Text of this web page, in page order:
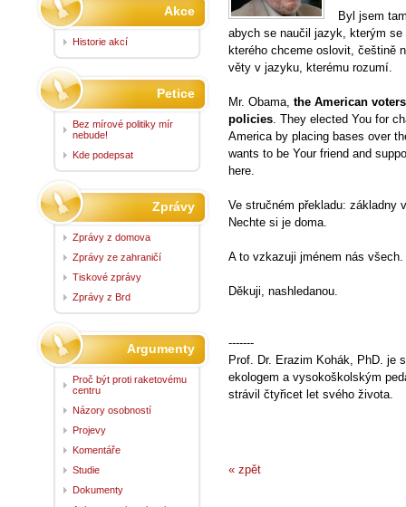
Byl jsem
abych se naučil jazyk, kterým
kterého chceme oslovit, češtině
věty v jazyku, kterému rozumí.
Mr. Obama, the American
policies. They elected You for
America by placing bases over
wants to be Your friend and
here.
Ve stručném překladu:
Nechte si je doma.
A to vzkazuji jménem nás všech.
Děkuji, nashledanou.
-------
Prof. Dr. Erazim Kohák, PhD. je
ekologem a vysokoškolským
strávil čtyřicet let svého života.
« zpět
Akce
Historie akcí
Petice
Bez mírové politiky mír
nebude!
Kde podepsat
Zprávy
Zprávy z domova
Zprávy ze zahraničí
Tiskové zprávy
Zprávy z Brd
Argumenty
Proč být proti raketovému
centru
Názory osobností
Projevy
Komentáře
Studie
Dokumenty